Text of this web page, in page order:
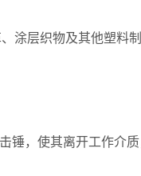
涂层织物及其他塑料
，使其离开工作介质